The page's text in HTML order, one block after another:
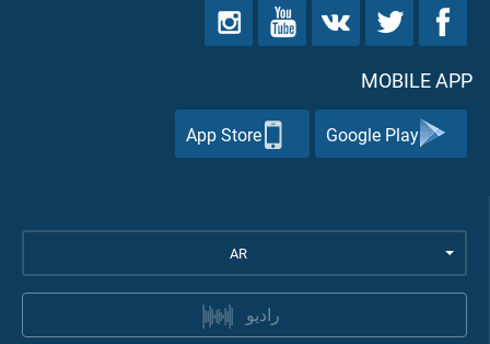
MOBILE APP
Google Play
App Store
AR
راديو